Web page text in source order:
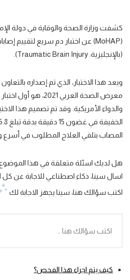
كشفت وزارة الصحة والوقاية في دولة
(MoHAP) عن
اختبار دم سريع لتقييم
(بالإنجليزية: Traumatic Brain Injury).
معرض الصحة العربي 2021، هو
أول اختبار
والدواء الأمريكية. وقد تم تصميم هذا
الخفيفة في غضون 15 دقيقة بدقة تبلغ 95.8٪
المصاب بتلقي العلاج المطلوب في أسرع
هل لديك اسئلة متعلقة في هذا
اسال سينا، ذكاء اصطناعي للاجابة عن كل
اكتب سؤالك هنا، سينا يجهز الاجابة لك
كيف يتم اجراء هذا الفحص؟